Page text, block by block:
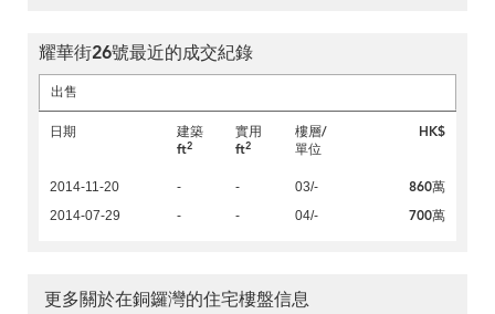
耀華街26號最近的成交紀錄
出售
日期
建築
ft2
實用
ft2
樓層/
單位
HK$
2014-11-20 - - 03/- 860萬
2014-07-29 - - 04/- 700萬
更多關於在銅鑼灣的住宅樓盤信息